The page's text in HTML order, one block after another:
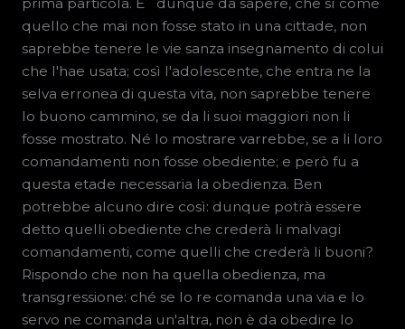
quello che mai non fosse stato in una cittade, non
saprebbe tenere le vie sanza insegnamento di colui
che l'hae usata; così l'adolescente, che entra ne la
selva erronea di questa vita, non saprebbe tenere
lo buono cammino, se da li suoi maggiori non li
fosse mostrato. Né lo mostrare varrebbe, se a li loro
comandamenti non fosse obediente; e però fu a
questa etade necessaria la obedienza. Ben
potrebbe alcuno dire così: dunque potrà essere
detto quelli obediente che crederà li malvagi
comandamenti, come quelli che crederà li buoni?
Rispondo che non ha quella obedienza, ma
transgressione: ché se lo re comanda una via e lo
servo ne comanda un'altra, non è da obedire lo